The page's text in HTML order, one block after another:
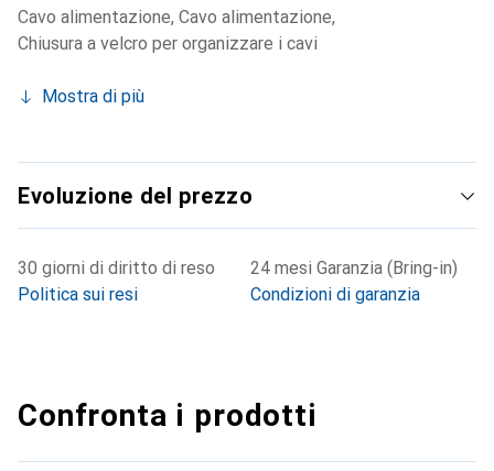
Cavo alimentazione, Cavo alimentazione,
Chiusura a velcro per organizzare i cavi
Mostra di più
Evoluzione del prezzo
30 giorni di diritto di reso
Politica sui resi
24 mesi Garanzia (Bring-in)
Condizioni di garanzia
Confronta i prodotti